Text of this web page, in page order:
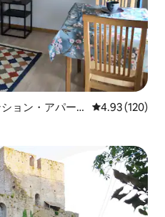
ョン・アパー
レビュー120
4.93 (120)